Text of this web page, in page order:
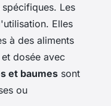
Les
Elles
à des aliments
dosée avec
et baumes sont
ou